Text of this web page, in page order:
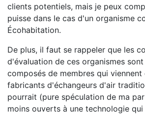
clients potentiels, mais je peux
puisse dans le cas d'un organisme
Écohabitation.
De plus, il faut se rappeler que les
d'évaluation de ces organismes
composés de membres qui viennent
fabricants d'échangeurs d'air
pourrait (pure spéculation de ma
moins ouverts à une technologie